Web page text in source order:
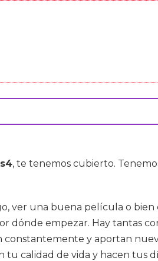
, te tenemos cubierto.
ver una buena película o
dónde empezar. Hay tantas
y aportan
calidad de vida y hacen tus